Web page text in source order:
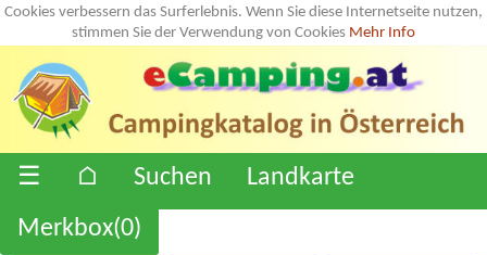
Cookies verbessern das Surferlebnis. Wenn Sie diese Internetseite nutzen,
stimmen Sie der Verwendung von Cookies Mehr Info
☰ ⌂ Suchen
Landkarte
Merkbox(0)